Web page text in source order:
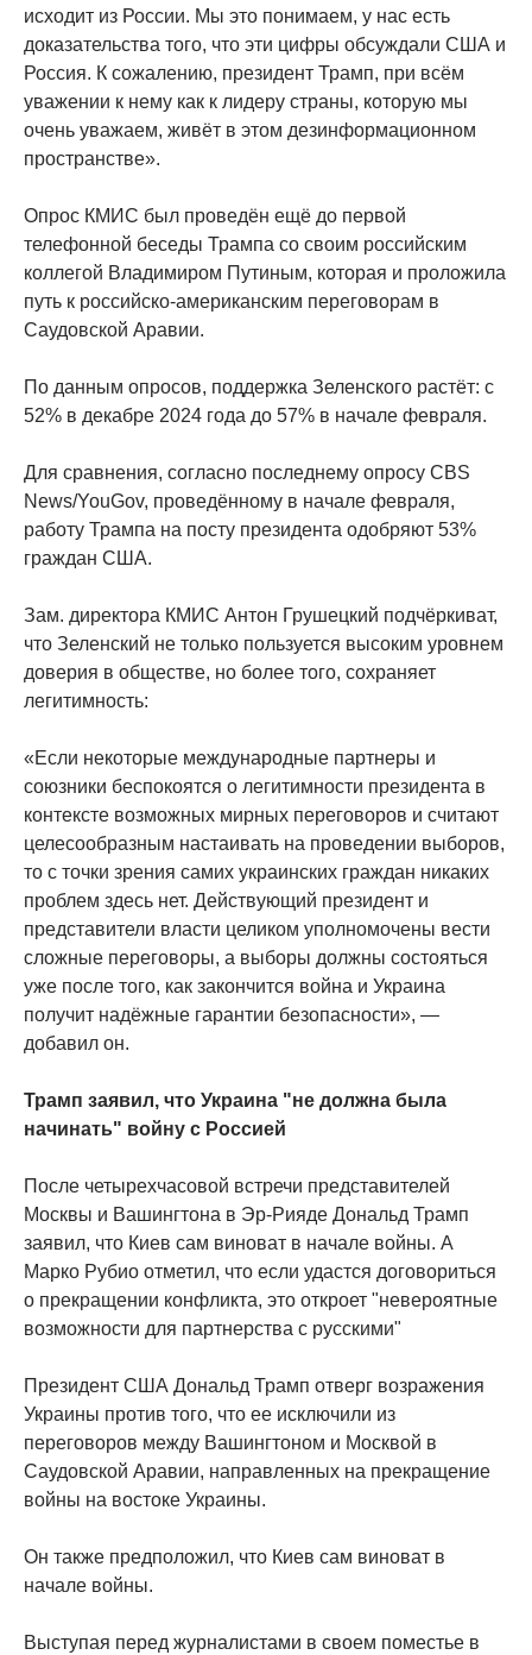
исходит из России. Мы это понимаем, у нас есть
доказательства того, что эти цифры обсуждали США и
Россия. К сожалению, президент Трамп, при всём
уважении к нему как к лидеру страны, которую мы
очень уважаем, живёт в этом дезинформационном
пространстве».
Опрос КМИС был проведён ещё до первой
телефонной беседы Трампа со своим российским
коллегой Владимиром Путиным, которая и проложила
путь к российско-американским переговорам в
Саудовской Аравии.
По данным опросов, поддержка Зеленского растёт: с
52% в декабре 2024 года до 57% в начале февраля.
Для сравнения, согласно последнему опросу CBS
News/YouGov, проведённому в начале февраля,
работу Трампа на посту президента одобряют 53%
граждан США.
Зам. директора КМИС Антон Грушецкий подчёркиват,
что Зеленский не только пользуется высоким уровнем
доверия в обществе, но более того, сохраняет
легитимность:
«Если некоторые международные партнеры и
союзники беспокоятся о легитимности президента в
контексте возможных мирных переговоров и считают
целесообразным настаивать на проведении выборов,
то с точки зрения самих украинских граждан никаких
проблем здесь нет. Действующий президент и
представители власти целиком уполномочены вести
сложные переговоры, а выборы должны состояться
уже после того, как закончится война и Украина
получит надёжные гарантии безопасности», —
добавил он.
Трамп заявил, что Украина "не должна была
начинать" войну с Россией
После четырехчасовой встречи представителей
Москвы и Вашингтона в Эр-Рияде Дональд Трамп
заявил, что Киев сам виноват в начале войны. А
Марко Рубио отметил, что если удастся договориться
о прекращении конфликта, это откроет "невероятные
возможности для партнерства с русскими"
Президент США Дональд Трамп отверг возражения
Украины против того, что ее исключили из
переговоров между Вашингтоном и Москвой в
Саудовской Аравии, направленных на прекращение
войны на востоке Украины.
Он также предположил, что Киев сам виноват в
начале войны.
Выступая перед журналистами в своем поместье в